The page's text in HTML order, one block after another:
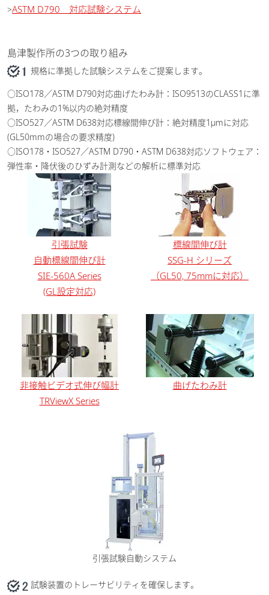
>ASTM D790 対応試験システム
島津製作所の3つの取り組み
規格に準拠した試験システムをご提案します。
○ISO178／ASTM D790対応曲げたわみ計：ISO9513のCLASS1に準
拠，たわみの1%以内の絶対精度
○ISO527／ASTM D638対応標線間伸び計：絶対精度1μmに対応
(GL50mmの場合の要求精度)
○ISO178・ISO527／ASTM D790・ASTM D638対応ソフトウェア：
弾性率・降伏後のひずみ計測などの解析に標準対応
引張試験
自動標線間伸び計
SIE-560A Series
(GL設定対応)
標線間伸び計
SSG-H シリーズ
（GL50, 75mmに対応）
非接触ビデオ式伸び幅計
TRViewX Series
曲げたわみ計
引張試験自動システム
試験装置のトレーサビリティを確保します。